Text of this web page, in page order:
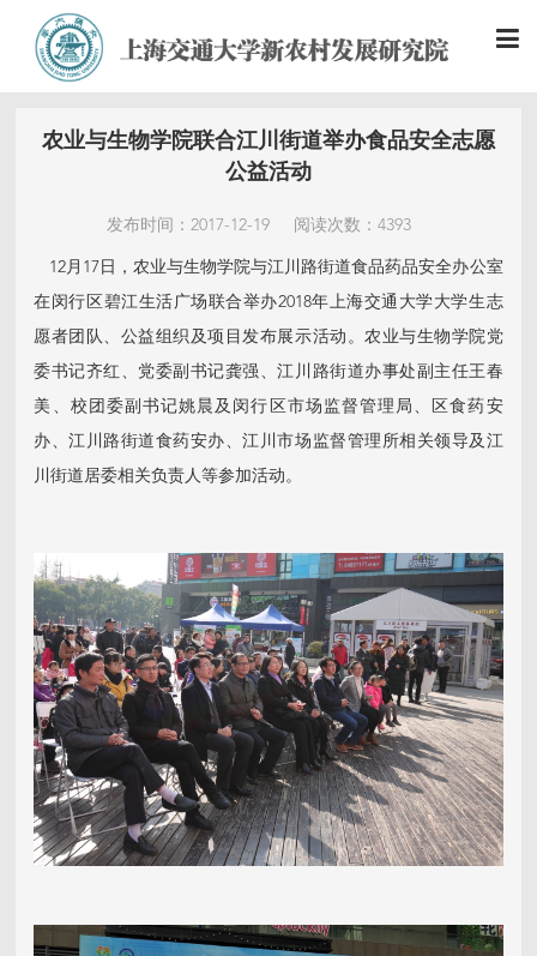
农业与生物学院联合江川街道举办食品安全志愿
公益活动
发布时间：2017-12-19 阅读次数：4393
12月17日，农业与生物学院与江川路街道食品药品安全办公室
在闵行区碧江生活广场联合举办2018年上海交通大学大学生志
愿者团队、公益组织及项目发布展示活动。农业与生物学院党
委书记齐红、党委副书记龚强、江川路街道办事处副主任王春
美、校团委副书记姚晨及闵行区市场监督管理局、区食药安
办、江川路街道食药安办、江川市场监督管理所相关领导及江
川街道居委相关负责人等参加活动。